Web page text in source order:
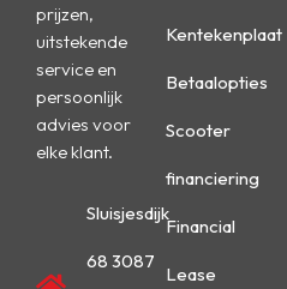
prijzen,
uitstekende
service en
persoonlijk
advies voor
elke klant.
Sluisjesdijk
68 3087
Kentekenplaat
Betaalopties
Scooter
financiering
Financial
Lease